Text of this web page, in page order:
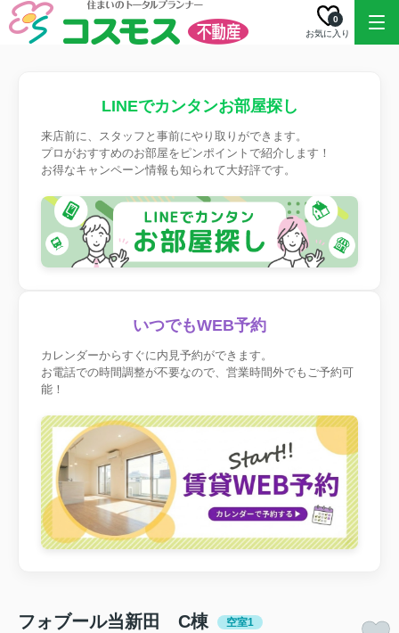
お気に入り
0
LINEでカンタンお部屋探し
来店前に、スタッフと事前にやり取りができます。
プロがおすすめのお部屋をピンポイントで紹介します！
お得なキャンペーン情報も知られて大好評です。
いつでもWEB予約
カレンダーからすぐに内見予約ができます。
お電話での時間調整が不要なので、営業時間外でもご予約可
能！
フォブール当新田 C棟 空室1